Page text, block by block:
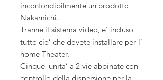
inconfondibilmente un prodotto
Nakamichi.
Tranne il sistema video, e’ incluso
tutto cio’ che dovete installare per l’
home Theater.
Cinque unita’ a 2 vie abbinate con